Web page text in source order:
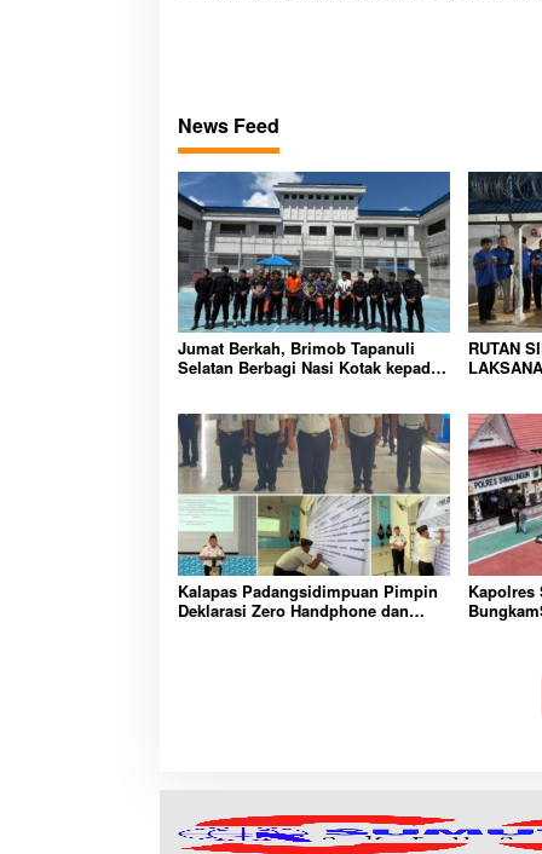
News Feed
Jumat Berkah, Brimob Tapanuli
Selatan Berbagi Nasi Kotak kepada
RUTAN
Kalapas Padangsidimpuan Pimpin
Deklarasi Zero Handphone dan
Kapolres